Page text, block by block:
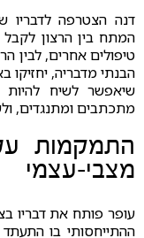
דנה הצטרפה לדבריו
המתח בין הרצון
טיפולים אחרים, לבין
הבנתי מדבריה, יחזיקו
שיאפשר לשיח להיות
מתכתבים ומתנגדים,
התמקמות
מצבי-עצמי
עופר פותח את דבריו